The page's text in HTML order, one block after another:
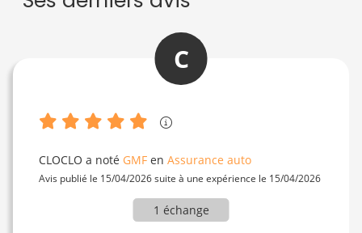
C
CLOCLO a noté GMF en Assurance auto
Avis publié le 15/04/2026 suite à une expérience le 15/04/2026
1 échange